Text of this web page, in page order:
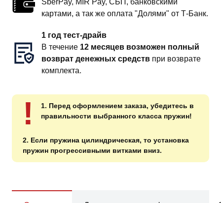
SberPay, MIR Pay, СБП, банковскими
картами, а так же оплата "Долями" от Т-Банк.
1 год тест-драйв
В течение 12 месяцев возможен полный
возврат денежных средств при возврате
комплекта.
!
1. Перед оформлением заказа, убедитесь в
правильности выбранного класса пружин!
2. Если пружина цилиндрическая, то установка
пружин прогрессивными витками вниз.